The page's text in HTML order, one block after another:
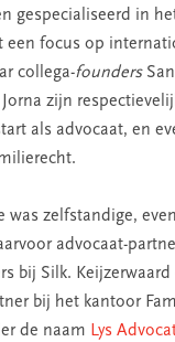
gespecialiseerd in
focus op
collega-founders
zijn
als advocaat, en
was zelfstandige,
advocaat-
bij Silk.
bij het kantoor
de naam Lys